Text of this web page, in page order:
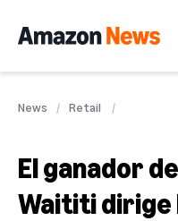
News Retail
El ganador
Waititi dirige